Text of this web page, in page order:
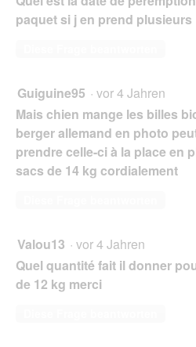
paquet si j en prend plusieurs
Guiguine95 · vor 4 Jahren
Mais chien mange les billes
berger allemand en photo
prendre celle-ci à la place en
sacs de 14 kg cordialement
Valou13 · vor 4 Jahren
Quel quantité fait il donner
de 12 kg merci